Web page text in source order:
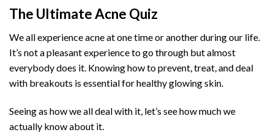
The Ultimate Acne Quiz
We all experience acne at one time or another during our life.
It’s not a pleasant experience to go through but almost
everybody does it. Knowing how to prevent, treat, and deal
with breakouts is essential for healthy glowing skin.
Seeing as how we all deal with it, let’s see how much we
actually know about it.